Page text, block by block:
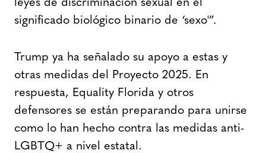
leyes de discriminación sexual en el
significado biológico binario de ‘sexo'”.
Trump ya ha señalado su apoyo a estas y
otras medidas del Proyecto 2025. En
respuesta, Equality Florida y otros
defensores se están preparando para unirse
como lo han hecho contra las medidas anti-
LGBTQ+ a nivel estatal.